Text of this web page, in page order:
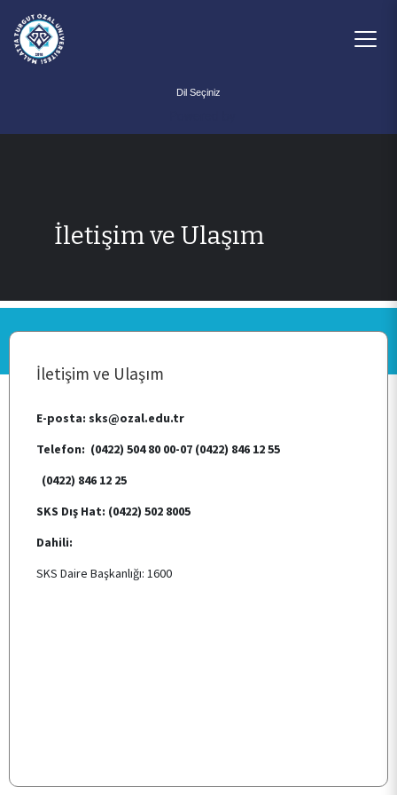
BİRİMİMİZ
KALİTE
TOPLUMSAL KATKI
E-HİZMET
İletişim ve Ulaşım
İletişim ve Ulaşım
E-posta: sks@ozal.edu.tr
Telefon: (0422) 504 80 00-07 (0422) 846 12 55
(0422) 846 12 25
SKS Dış Hat: (0422) 502 8005
Dahili:
SKS Daire Başkanlığı: 1600